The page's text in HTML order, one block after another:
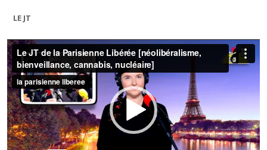
LE JT
Lecteur
vidéo